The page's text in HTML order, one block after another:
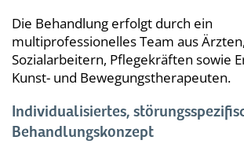
Die Behandlung erfolgt durch ein
multiprofessionelles Team aus
Sozialarbeitern, Pflegekräften sowie
Kunst- und Bewegungstherapeuten.
Individualisiertes,
Behandlungskonzept